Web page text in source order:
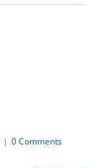
| 0 Comments